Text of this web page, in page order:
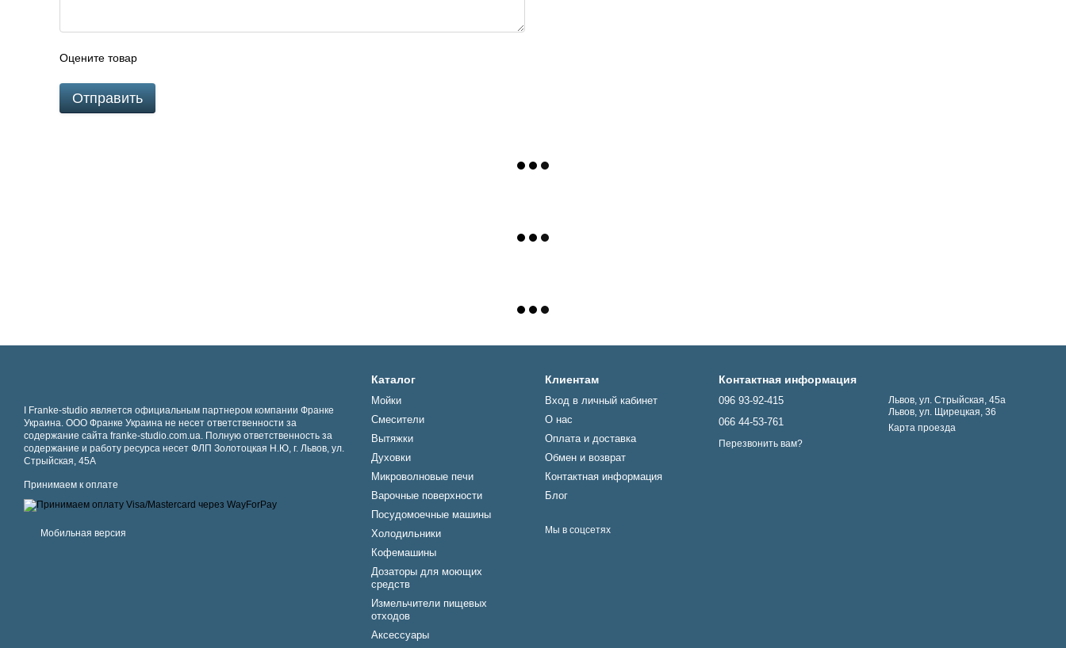
Оцените товар
Отправить
І Franke-studio является официальным партнером компании Франке
Украина. ООО Франке Украина не несет ответственности за
содержание сайта franke-studio.com.ua. Полную ответственность за
содержание и работу ресурса несет ФЛП Золотоцкая Н.Ю, г. Львов, ул.
Стрыйская, 45А
Принимаем к оплате
Мобильная версия
Каталог
Мойки
Смесители
Вытяжки
Духовки
Микроволновые печи
Варочные поверхности
Посудомоечные машины
Холодильники
Кофемашины
Дозаторы для моющих
средств
Измельчители пищевых
отходов
Аксессуары
Клиентам
Вход в личный кабинет
О нас
Оплата и доставка
Обмен и возврат
Контактная информация
Блог
Мы в соцсетях
Контактная информация
096 93-92-415
066 44-53-761
Перезвонить вам?
Львов, ул. Стрыйская, 45а
Львов, ул. Щирецкая, 36
Карта проезда